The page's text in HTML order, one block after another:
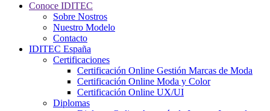
Conoce IDITEC
Sobre Nostros
Nuestro Modelo
Contacto
IDITEC España
Certificaciones
Certificación Online Gestión Marcas de Moda
Certificación Online Moda y Color
Certificación Online UX/UI
Diplomas